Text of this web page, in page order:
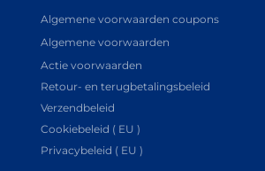
Algemene voorwaarden coupons
Algemene voorwaarden
Actie voorwaarden
Retour- en terugbetalingsbeleid
Verzendbeleid
Cookiebeleid ( EU )
Privacybeleid ( EU )